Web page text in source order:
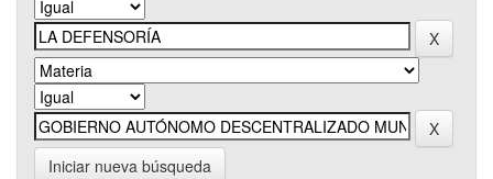
Iniciar nueva búsqueda